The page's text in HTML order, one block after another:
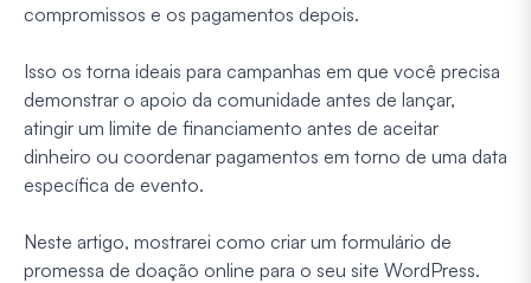
compromissos e os pagamentos depois.
Isso os torna ideais para campanhas em que você precisa
demonstrar o apoio da comunidade antes de lançar,
atingir um limite de financiamento antes de aceitar
dinheiro ou coordenar pagamentos em torno de uma data
específica de evento.
Neste artigo, mostrarei como criar um formulário de
promessa de doação online para o seu site WordPress.